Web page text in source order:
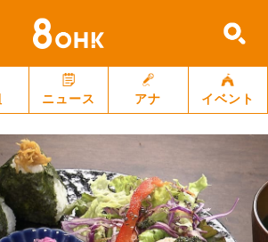
ニュース アナ イベント